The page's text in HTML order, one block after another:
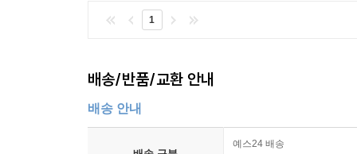
1
배송/반품/교환 안내
배송 안내
예스24 배송